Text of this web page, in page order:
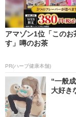
アマゾン1位「このお
す」噂のお茶
PR(ハーブ健康本舗)
“一般
大好き